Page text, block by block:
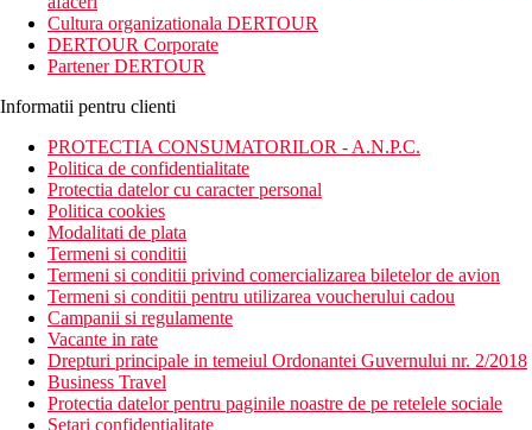
Cultura organizationala DERTOUR
DERTOUR Corporate
Partener DERTOUR
Informatii pentru clienti
PROTECTIA CONSUMATORILOR - A.N.P.C.
Politica de confidentialitate
Protectia datelor cu caracter personal
Politica cookies
Modalitati de plata
Termeni si conditii
Termeni si conditii privind comercializarea biletelor de avion
Termeni si conditii pentru utilizarea voucherului cadou
Campanii si regulamente
Vacante in rate
Drepturi principale in temeiul Ordonantei Guvernului nr. 2/2018
Business Travel
Protectia datelor pentru paginile noastre de pe retelele sociale
Setari confidentialitate